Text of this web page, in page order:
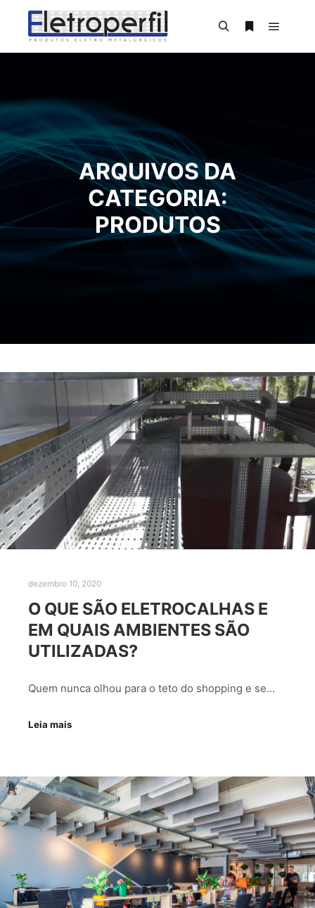
ARQUIVOS DA
CATEGORIA:
PRODUTOS
dezembro 10, 2020
O QUE SÃO ELETROCALHAS E
EM QUAIS AMBIENTES SÃO
UTILIZADAS?
Quem nunca olhou para o teto do shopping e se…
Leia mais